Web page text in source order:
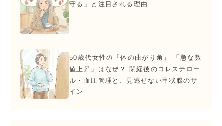
守る」と注目される理由
50歳代女性の『体の曲がり角』 「急な数
値上昇」はなぜ？ 閉経後のコレステロー
ル・血圧管理と、見逃せない甲状腺のサ
イン